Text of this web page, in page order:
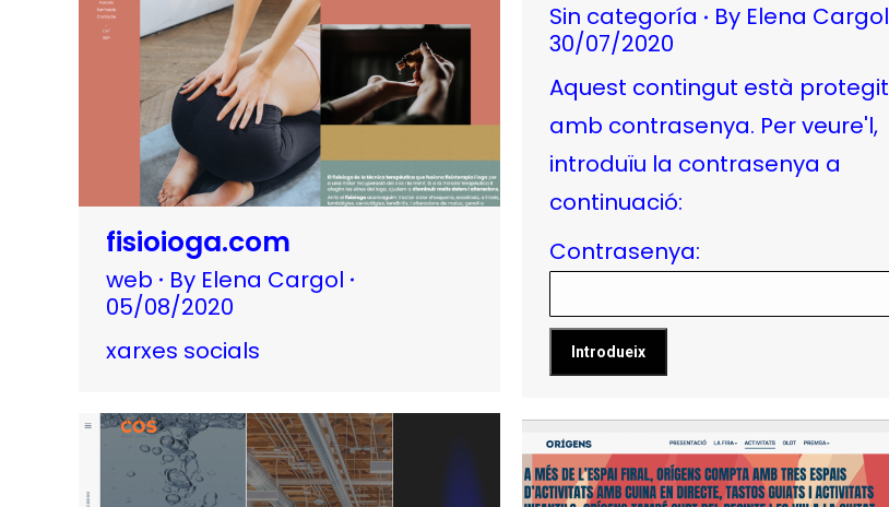
fisioioga.com
web By Elena Cargol
05/08/2020
xarxes socials
Sin categoría By Elena Cargol
30/07/2020
Aquest contingut està protegit
amb contrasenya. Per veure'l,
introduïu la contrasenya a
continuació:
Contrasenya: